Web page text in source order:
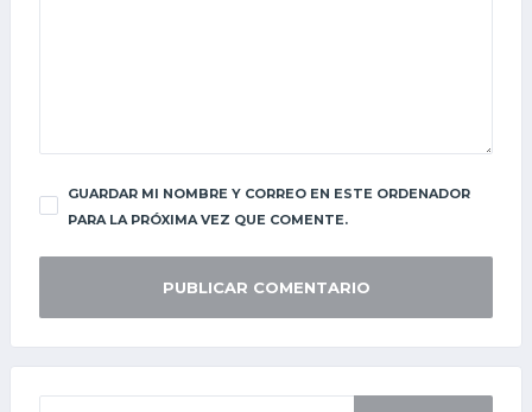
GUARDAR MI NOMBRE Y CORREO EN ESTE ORDENADOR
PARA LA PRÓXIMA VEZ QUE COMENTE.